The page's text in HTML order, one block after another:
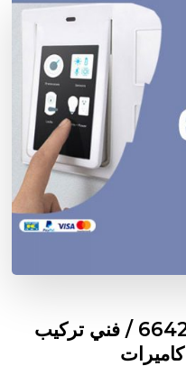
فني بدالات الواحة / 66428585 / فني تركيب